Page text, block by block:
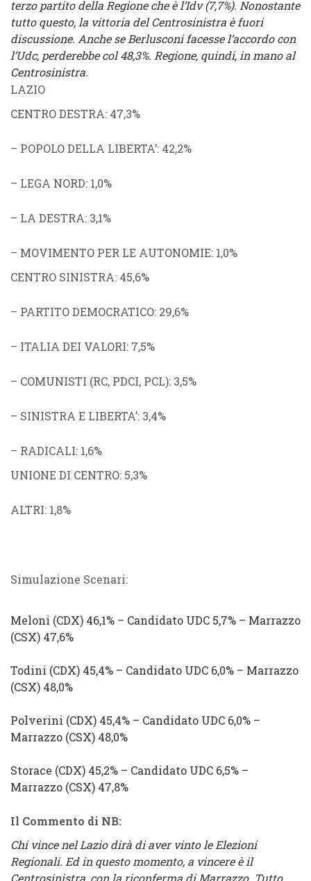
terzo partito della Regione che è l’Idv (7,7%). Nonostante
tutto questo, la vittoria del Centrosinistra è fuori
discussione. Anche se Berlusconi facesse l’accordo con
l’Udc, perderebbe col 48,3%. Regione, quindi, in mano al
Centrosinistra.
LAZIO
CENTRO DESTRA: 47,3%
– POPOLO DELLA LIBERTA’: 42,2%
– LEGA NORD: 1,0%
– LA DESTRA: 3,1%
– MOVIMENTO PER LE AUTONOMIE: 1,0%
CENTRO SINISTRA: 45,6%
– PARTITO DEMOCRATICO: 29,6%
– ITALIA DEI VALORI: 7,5%
– COMUNISTI (RC, PDCI, PCL): 3,5%
– SINISTRA E LIBERTA’: 3,4%
– RADICALI: 1,6%
UNIONE DI CENTRO: 5,3%
ALTRI: 1,8%
Simulazione Scenari:
Meloni (CDX) 46,1% – Candidato UDC 5,7% – Marrazzo
(CSX) 47,6%
Todini (CDX) 45,4% – Candidato UDC 6,0% – Marrazzo
(CSX) 48,0%
Polverini (CDX) 45,4% – Candidato UDC 6,0% –
Marrazzo (CSX) 48,0%
Storace (CDX) 45,2% – Candidato UDC 6,5% –
Marrazzo (CSX) 47,8%
Il Commento di NB:
Chi vince nel Lazio dirà di aver vinto le Elezioni
Regionali. Ed in questo momento, a vincere è il
Centrosinistra, con la riconferma di Marrazzo. Tutto